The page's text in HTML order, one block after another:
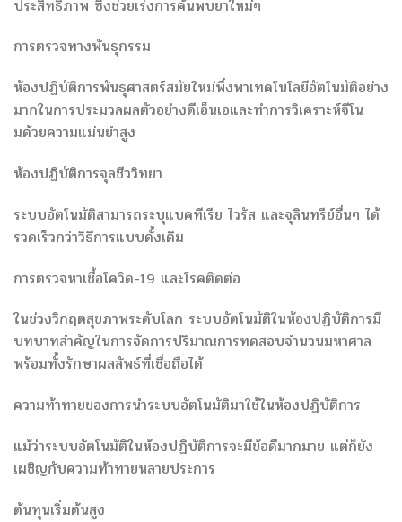
ประสิทธิภาพ ซึ่งช่วยเร่งการค้นพบยาใหม่ๆ
การตรวจทางพันธุกรรม
ห้องปฏิบัติการพันธุศาสตร์สมัยใหม่พึ่งพาเทคโนโลยีอัตโนมัติอย่าง
มากในการประมวลผลตัวอย่างดีเอ็นเอและทำการวิเคราะห์จีโน
มด้วยความแม่นยำสูง
ห้องปฏิบัติการจุลชีววิทยา
ระบบอัตโนมัติสามารถระบุแบคทีเรีย ไวรัส และจุลินทรีย์อื่นๆ ได้
รวดเร็วกว่าวิธีการแบบดั้งเดิม
การตรวจหาเชื้อโควิด-19 และโรคติดต่อ
ในช่วงวิกฤตสุขภาพระดับโลก ระบบอัตโนมัติในห้องปฏิบัติการมี
บทบาทสำคัญในการจัดการปริมาณการทดสอบจำนวนมหาศาล
พร้อมทั้งรักษาผลลัพธ์ที่เชื่อถือได้
ความท้าทายของการนำระบบอัตโนมัติมาใช้ในห้องปฏิบัติการ
แม้ว่าระบบอัตโนมัติในห้องปฏิบัติการจะมีข้อดีมากมาย แต่ก็ยัง
เผชิญกับความท้าทายหลายประการ
ต้นทุนเริ่มต้นสูง